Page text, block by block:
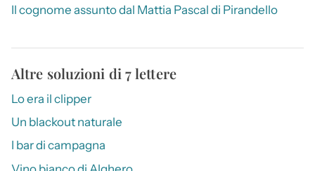
Il cognome assunto dal Mattia Pascal di Pirandello
Altre soluzioni di 7 lettere
Lo era il clipper
Un blackout naturale
I bar di campagna